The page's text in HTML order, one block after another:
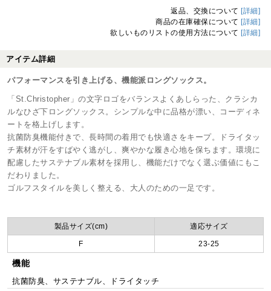
返品、交換について [詳細]
商品の在庫確保について [詳細]
欲しいものリストの使用方法について [詳細]
アイテム詳細
パフォーマンスを引き上げる、機能派ロングソックス。
「St.Christopher」の文字ロゴをバランスよくあしらった、クラシカ
ルなひざ下ロングソックス。シンプルな中に品格が漂い、コーディネ
ートを格上げします。
抗菌防臭機能付きで、長時間の着用でも快適さをキープ。ドライタッ
チ素材が汗をすばやく逃がし、爽やかな履き心地を保ちます。環境に
配慮したサステナブル素材を採用し、機能だけでなく選ぶ価値にもこ
だわりました。
ゴルフスタイルを美しく整える、大人のための一足です。
製品サイズ(cm) 適応サイズ
F 23-25
機能
抗菌防臭、サステナブル、ドライタッチ